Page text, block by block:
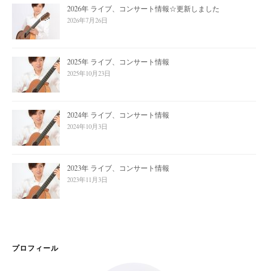
2026年 ライブ、コンサート情報☆更新しました
2026年7月26日
2025年 ライブ、コンサート情報
2025年10月23日
2024年 ライブ、コンサート情報
2024年10月3日
2023年 ライブ、コンサート情報
2023年11月3日
プロフィール